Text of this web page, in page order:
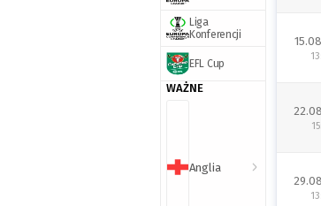
Liga
Konferencji
EFL Cup
WAŻNE
Anglia